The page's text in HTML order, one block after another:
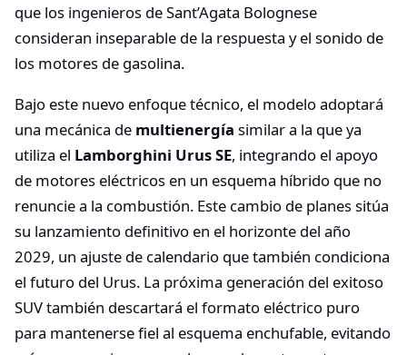
que los ingenieros de Sant’Agata Bolognese
consideran inseparable de la respuesta y el sonido de
los motores de gasolina.
Bajo este nuevo enfoque técnico, el modelo adoptará
una mecánica de multienergía similar a la que ya
utiliza el Lamborghini Urus SE, integrando el apoyo
de motores eléctricos en un esquema híbrido que no
renuncie a la combustión. Este cambio de planes sitúa
su lanzamiento definitivo en el horizonte del año
2029, un ajuste de calendario que también condiciona
el futuro del Urus. La próxima generación del exitoso
SUV también descartará el formato eléctrico puro
para mantenerse fiel al esquema enchufable, evitando